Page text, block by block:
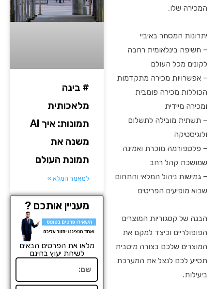
המכירה שלו.
יתרונות המסחר באיביי
– חשיפה בינלאומית רחבה
לקונים מכל העולם
– אפשרויות מכירה מתקדמות
הכוללות מכירה פומבית
ומכירה מיידית
– תשתית מובילה לתשלום
ולוגיסטיקה
– פלטפורמה מוכרת ואמינה
שמושכת קהל רחב
– גמישות ניהול המלאי והתחום
שבוא מופיעים הפריטים
הבנה של קטגוריות המוצרים
הפופולריים וכיצד למקם את
המוצרים שלכם בצורה מיטבית
תסייע לכם לנצל את המערכת
ביעילות.
# בינה
מלאכותית
תמונות: איך AI
משנה את
תמונת העולם
למאמר המלא »
מעניין אותכם ?
מלאו את הפרטים הבאים
לשיחת יעוץ בחינם